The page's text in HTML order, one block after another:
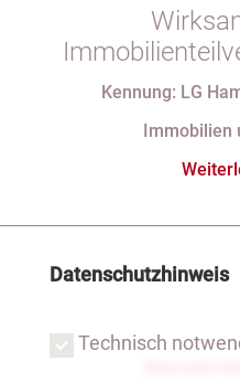
Kennung: LG
Immobilien
Datenschutzhinweis
Technisch